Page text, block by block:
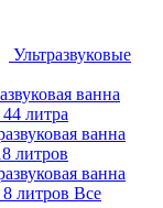
Ультразвуковые
ванна
литра
ванна
литров
ванна
литров Все